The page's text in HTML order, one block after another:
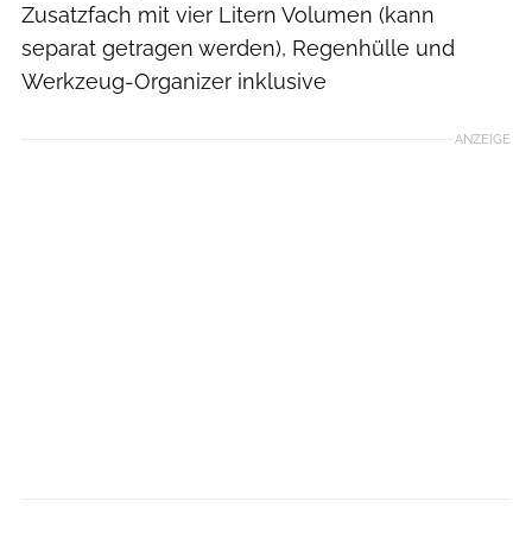
Zusatzfach mit vier Litern Volumen (kann
separat getragen werden), Regenhülle und
Werkzeug-Organizer inklusive
ANZEIGE